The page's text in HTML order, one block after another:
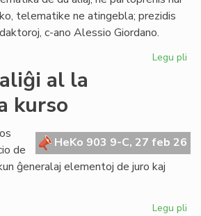
telematike ne atingebla; prezidis
c-ano Alessio Giordano.
Legu pli
al la
kurso
HeKo 903 9-C, 27 feb 26
de
ĝeneralaj elementoj de juro kaj
Legu pli